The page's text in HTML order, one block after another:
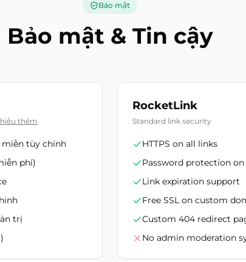
Bảo mật
Bảo mật & Tin cậy
thêm
miền tùy chỉnh
phí)
trị
RocketLink
Standard link security
HTTPS on all links
Password protection
Link expiration support
Free SSL on custom
Custom 404 redirect
No admin moderation